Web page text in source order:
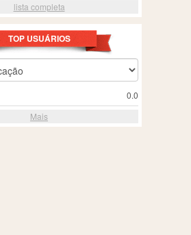
lista completa
TOP USUÁRIOS
0.0
Mais